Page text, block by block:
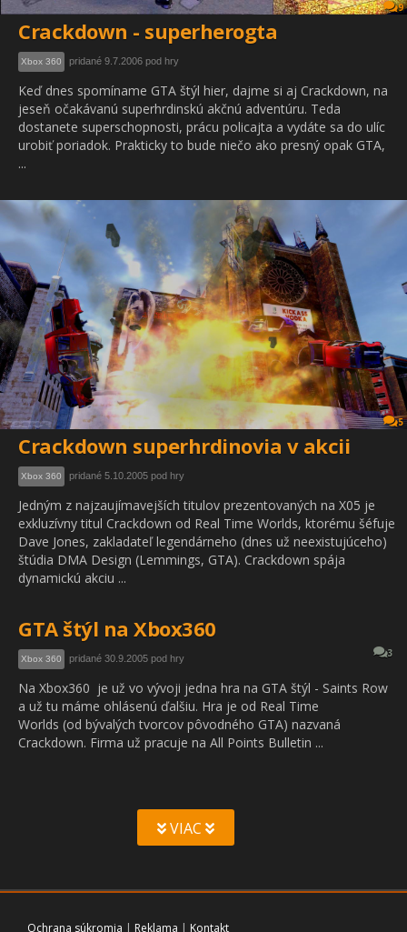
9
Crackdown - superherogta
Xbox 360 pridané 9.7.2006 pod hry
Keď dnes spomíname GTA štýl hier, dajme si aj Crackdown, na
jeseň očakávanú superhrdinskú akčnú adventúru. Teda
dostanete superschopnosti, prácu policajta a vydáte sa do ulíc
urobiť poriadok. Prakticky to bude niečo ako presný opak GTA,
...
5
Crackdown superhrdinovia v akcii
Xbox 360 pridané 5.10.2005 pod hry
Jedným z najzaujímavejších titulov prezentovaných na X05 je
exkluzívny titul Crackdown od Real Time Worlds, ktorému šéfuje
Dave Jones, zakladateľ legendárneho (dnes už neexistujúceho)
štúdia DMA Design (Lemmings, GTA). Crackdown spája
dynamickú akciu ...
GTA štýl na Xbox360
3
Xbox 360 pridané 30.9.2005 pod hry
Na Xbox360 je už vo vývoji jedna hra na GTA štýl - Saints Row
a už tu máme ohlásenú ďalšiu. Hra je od Real Time
Worlds (od bývalých tvorcov pôvodného GTA) nazvaná
Crackdown. Firma už pracuje na All Points Bulletin ...
VIAC
Ochrana súkromia | Reklama | Kontakt